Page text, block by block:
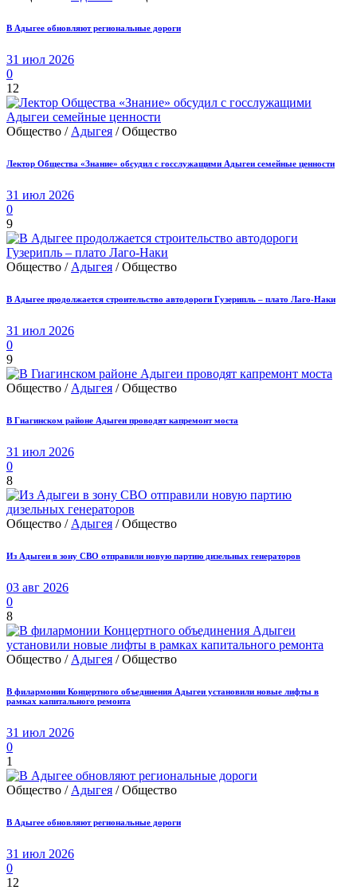
В Адыгее обновляют региональные дороги
31 июл 2026
0
12
Общество / Адыгея / Общество
Лектор Общества «Знание» обсудил с госслужащими Адыгеи семейные ценности
31 июл 2026
0
9
Общество / Адыгея / Общество
В Адыгее продолжается строительство автодороги Гузерипль – плато Лаго-Наки
31 июл 2026
0
9
Общество / Адыгея / Общество
В Гиагинском районе Адыгеи проводят капремонт моста
31 июл 2026
0
8
Общество / Адыгея / Общество
Из Адыгеи в зону СВО отправили новую партию дизельных генераторов
03 авг 2026
0
8
Общество / Адыгея / Общество
В филармонии Концертного объединения Адыгеи установили новые лифты в
рамках капитального ремонта
31 июл 2026
0
1
Общество / Адыгея / Общество
В Адыгее обновляют региональные дороги
31 июл 2026
0
12